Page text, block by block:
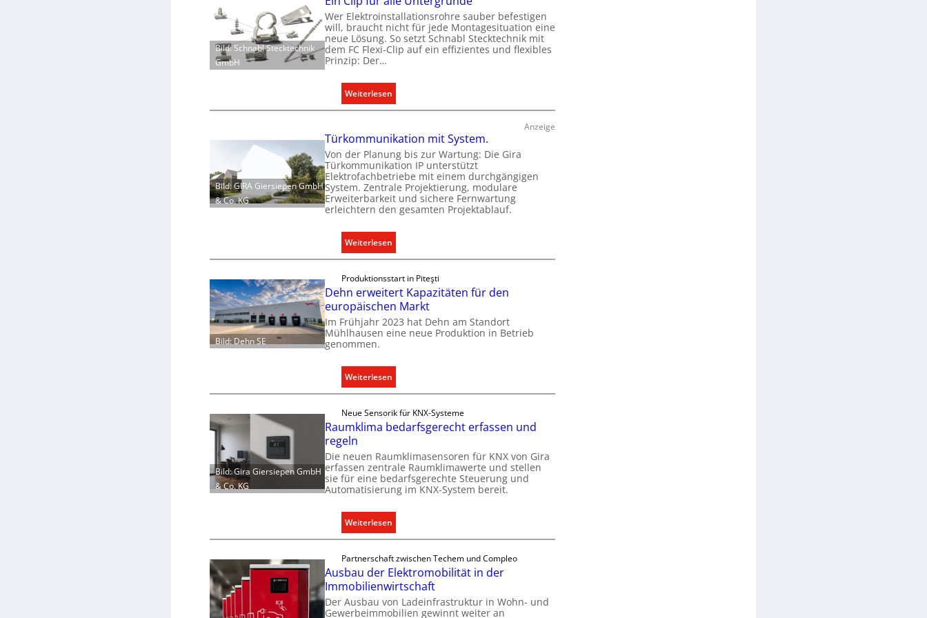
Bild: Schnabl Stecktechnik
GmbH
Wer Elektroinstallationsrohre sauber befestigen
will, braucht nicht für jede Montagesituation eine
neue Lösung. So setzt Schnabl Stecktechnik mit
dem FC Flexi-Clip auf ein effizientes und flexibles
Prinzip: Der…
Weiterlesen:
E
n
C
l
i
p
f
a
l
e
U
n
t
r
g
r
ü
n
e
Anzeige
Bild: GIRA Giersiepen GmbH
& Co. KG
Türkommunikation mit System.
Von der Planung bis zur Wartung: Die Gira
Türkommunikation IP unterstützt
Elektrofachbetriebe mit einem durchgängigen
System. Zentrale Projektierung, modulare
Erweiterbarkeit und sichere Fernwartung
erleichtern den gesamten Projektablauf.
Weiterlesen:
T
r
k
o
m
i
a
t
o
n
m
S
s
t
e
m
Bild: Dehn SE
Produktionsstart in Piteşti
Dehn erweitert Kapazitäten für den
europäischen Markt
Im Frühjahr 2023 hat Dehn am Standort
Mühlhausen eine neue Produktion in Betrieb
genommen.
Weiterlesen:
D
h
n
r
w
e
t
e
t
K
a
p
Bild: Gira Giersiepen GmbH
& Co. KG
Neue Sensorik für KNX-Systeme
Raumklima bedarfsgerecht erfassen und
regeln
Die neuen Raumklimasensoren für KNX von Gira
erfassen zentrale Raumklimawerte und stellen
sie für eine bedarfsgerechte Steuerung und
Automatisierung im KNX-System bereit.
Weiterlesen:
R
u
m
k
l
Partnerschaft zwischen Techem und Compleo
Ausbau der Elektromobilität in der
Immobilienwirtschaft
Der Ausbau von Ladeinfrastruktur in Wohn- und
Gewerbeimmobilien gewinnt weiter an